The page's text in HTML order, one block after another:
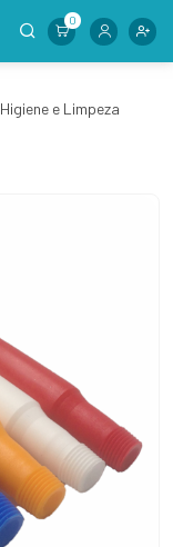
0
e Limpeza